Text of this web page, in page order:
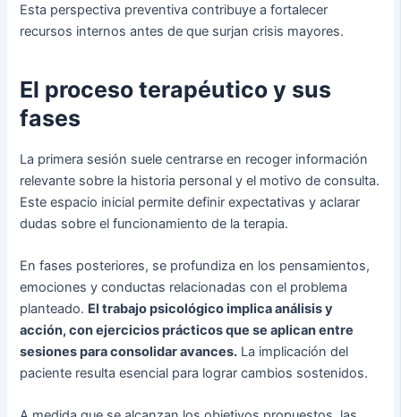
Esta perspectiva preventiva contribuye a fortalecer
recursos internos antes de que surjan crisis mayores.
El proceso terapéutico y sus
fases
La primera sesión suele centrarse en recoger información
relevante sobre la historia personal y el motivo de consulta.
Este espacio inicial permite definir expectativas y aclarar
dudas sobre el funcionamiento de la terapia.
En fases posteriores, se profundiza en los pensamientos,
emociones y conductas relacionadas con el problema
planteado. El trabajo psicológico implica análisis y
acción, con ejercicios prácticos que se aplican entre
sesiones para consolidar avances. La implicación del
paciente resulta esencial para lograr cambios sostenidos.